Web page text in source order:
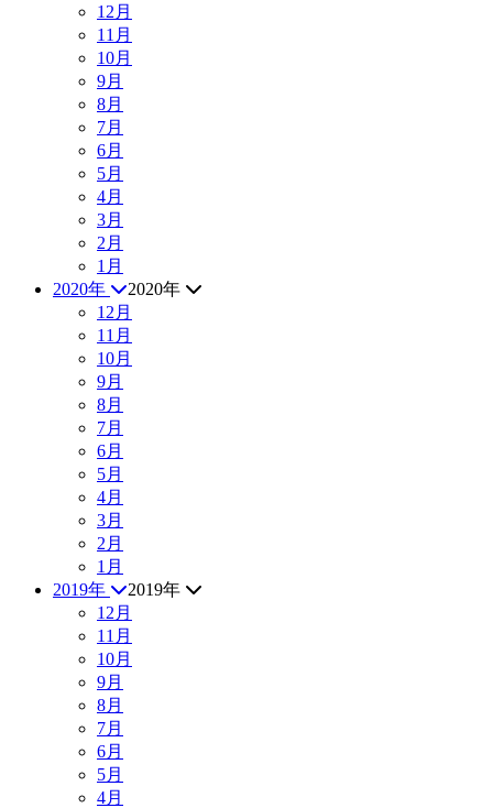
12月
11月
10月
9月
8月
7月
6月
5月
4月
3月
2月
1月
2020年
2020年
12月
11月
10月
9月
8月
7月
6月
5月
4月
3月
2月
1月
2019年
2019年
12月
11月
10月
9月
8月
7月
6月
5月
4月